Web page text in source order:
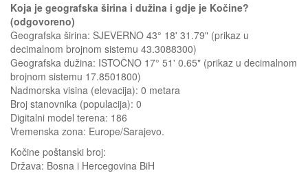
Koja je geografska širina i dužina i gdje je Kočine?
(odgovoreno)
Geografska širina: SJEVERNO 43° 18' 31.79" (prikaz u
decimalnom brojnom sistemu 43.3088300)
Geografska dužina: ISTOČNO 17° 51' 0.65" (prikaz u decimalnom
brojnom sistemu 17.8501800)
Nadmorska visina (elevacija): 0 metara
Broj stanovnika (populacija): 0
Digitalni model terena: 186
Vremenska zona: Europe/Sarajevo.
Kočine poštanski broj:
Država: Bosna i Hercegovina BiH